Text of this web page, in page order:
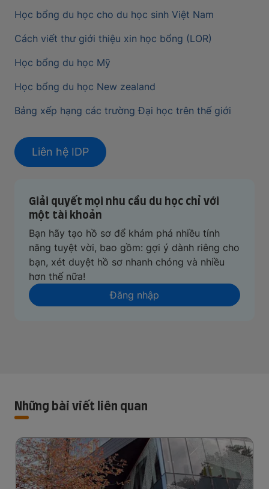
Học bổng du học cho du học sinh Việt Nam
Cách viết thư giới thiệu xin học bổng (LOR)
Học bổng du học Mỹ
Học bổng du học New zealand
Bảng xếp hạng các trường Đại học trên thế giới
Liên hệ IDP
Giải quyết mọi nhu cầu du học chỉ với
một tài khoản
Bạn hãy tạo hồ sơ để khám phá nhiều tính
năng tuyệt vời, bao gồm: gợi ý dành riêng cho
bạn, xét duyệt hồ sơ nhanh chóng và nhiều
hơn thế nữa!
Đăng nhập
Những bài viết liên quan